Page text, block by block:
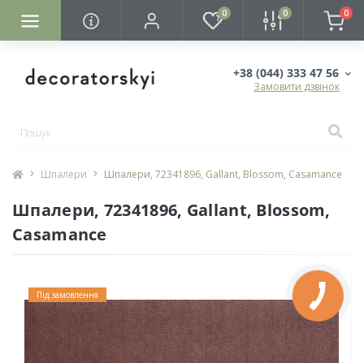
0 0 0
+38 (044) 333 47 56
Замовити дзвінок
Шпалери Шпалери, 72341896, Gallant, Blossom, Casamance
Шпалери, 72341896, Gallant, Blossom,
Casamance
Під замовлення